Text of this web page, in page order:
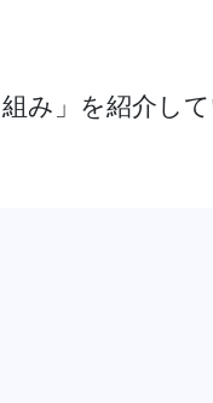
み」を紹介して